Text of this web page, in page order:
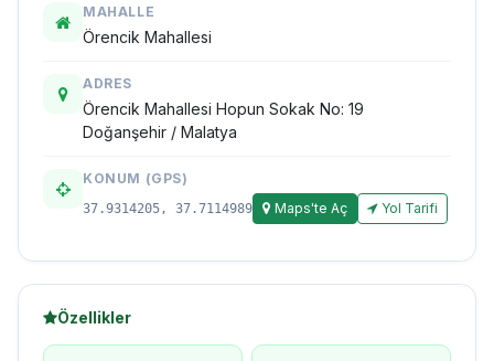
MAHALLE
Örencik Mahallesi
ADRES
Örencik Mahallesi Hopun Sokak No: 19
Doğanşehir / Malatya
KONUM (GPS)
37.9314205, 37.7114989 Maps'te Aç Yol Tarifi
Özellikler